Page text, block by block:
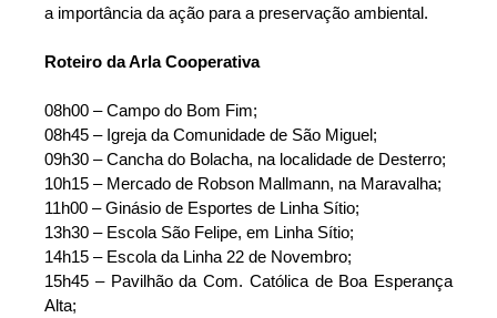
a importância da ação para a preservação ambiental.
Roteiro da Arla Cooperativa
​08h00 – Campo do Bom Fim;
08h45 – Igreja da Comunidade de São Miguel;
09h30 – Cancha do Bolacha, na localidade de Desterro;
​10h15 – Mercado de Robson Mallmann, na Maravalha;
​11h00 – Ginásio de Esportes de Linha Sítio;
​13h30 – Escola São Felipe, em Linha Sítio;
​14h15 – Escola da Linha 22 de Novembro;
​15h45 – Pavilhão da Com. Católica de Boa Esperança
Alta;